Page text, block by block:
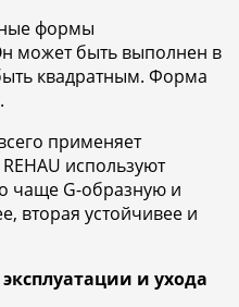
формы
может быть выполнен в
квадратным. Форма
применяет
используют
чаще G-образную и
вторая устойчивее и
и ухода